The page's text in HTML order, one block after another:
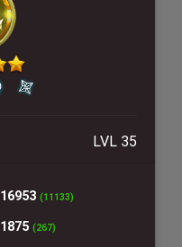
LVL 35
16953 (11133)
1875 (267)